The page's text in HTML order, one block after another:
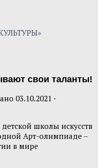
свои таланты!
03.10.2021 ·
школы искусств
Арт-олимпиаде –
в мире